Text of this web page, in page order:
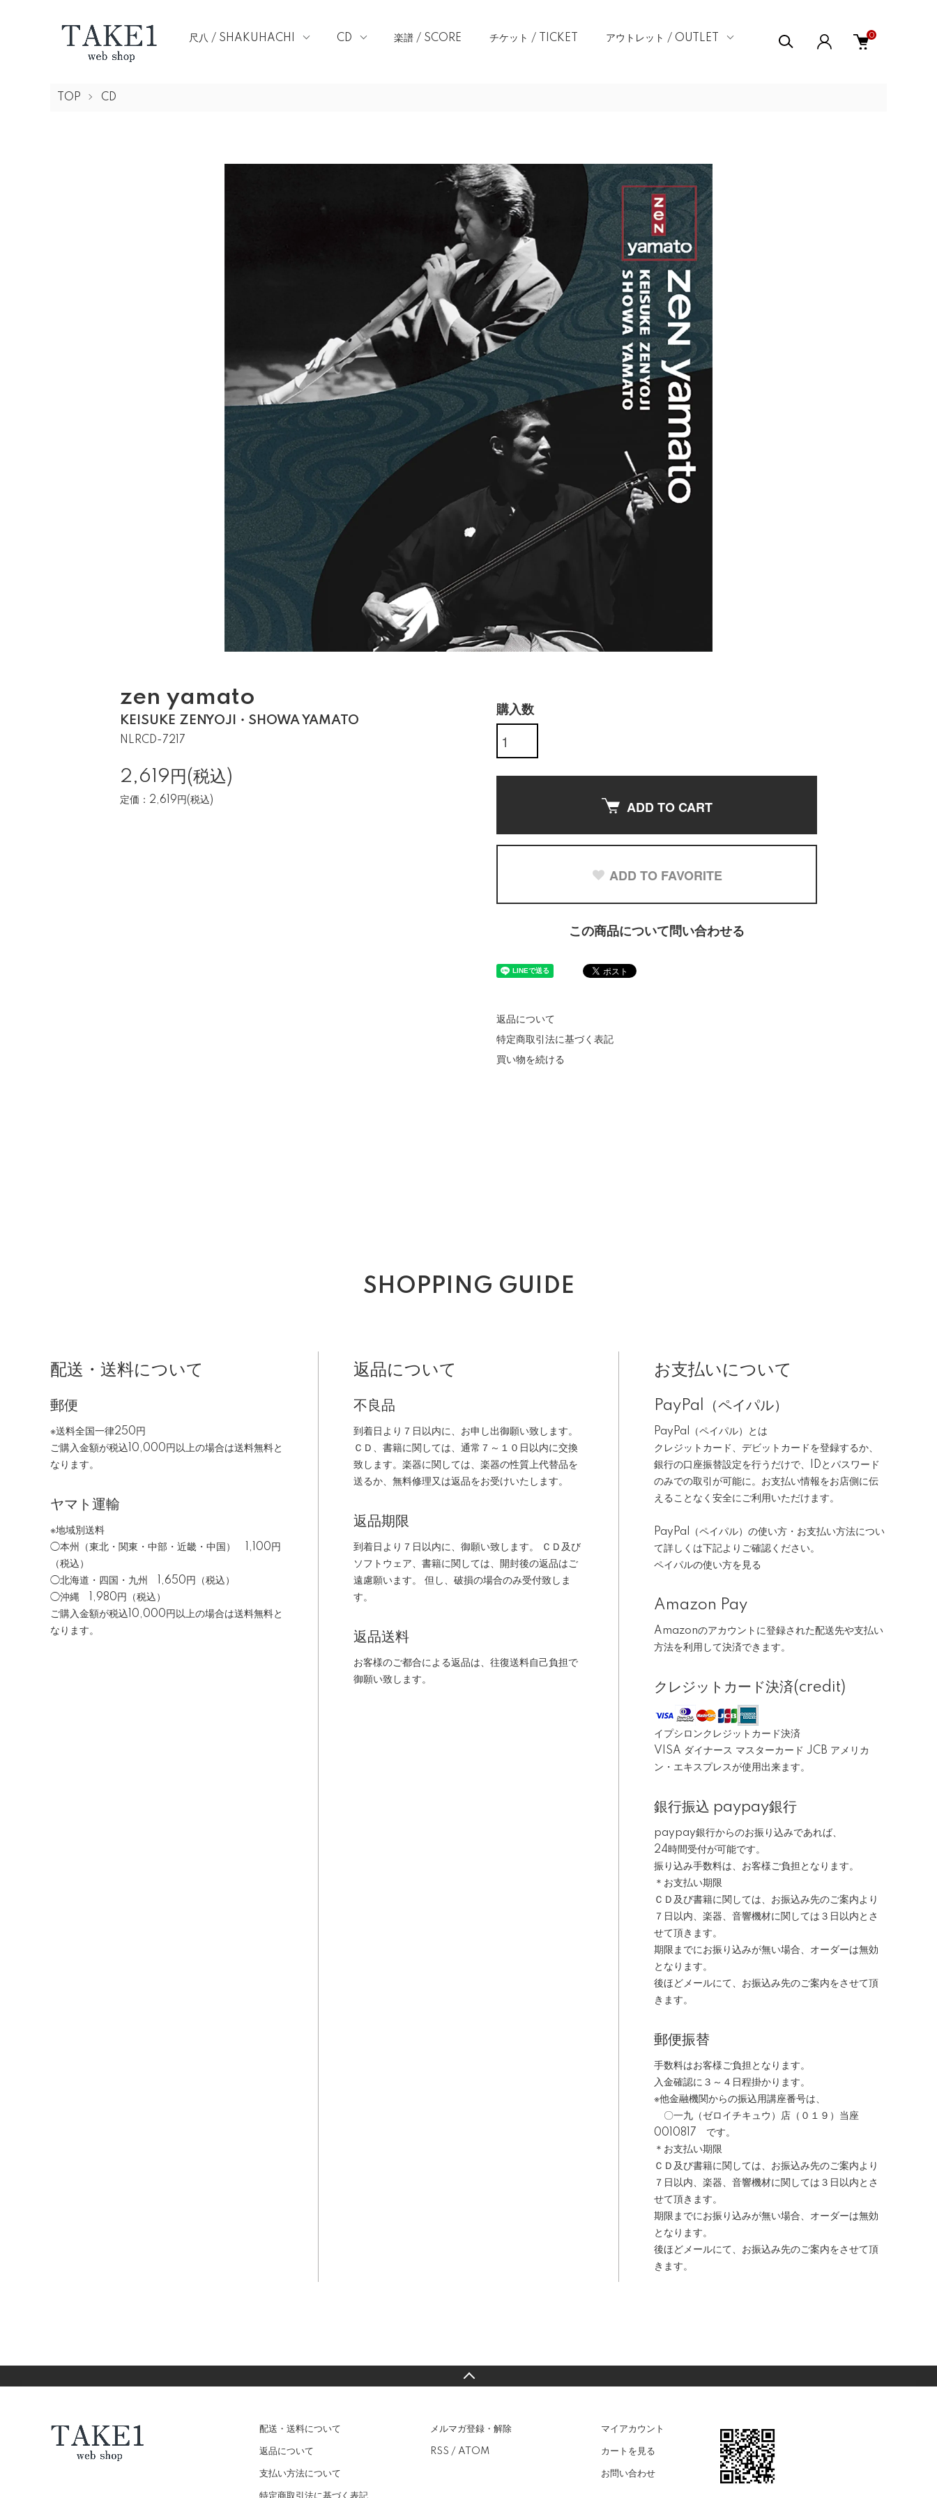
尺八 / SHAKUHACHI CD 楽譜 / SCORE チケット / TICKET アウトレット / OUTLET 0
TOP CD
zen yamato
KEISUKE ZENYOJI・SHOWA YAMATO
NLRCD-7217
2,619円(税込)
定価：2,619円(税込)
購入数
ADD TO CART
ADD TO FAVORITE
この商品について問い合わせる
返品について
特定商取引法に基づく表記
買い物を続ける
SHOPPING GUIDE
配送・送料について
郵便
※送料全国一律250円
ご購入金額が税込10,000円以上の場合は送料無料と
なります。
ヤマト運輸
※地域別送料
◯本州（東北・関東・中部・近畿・中国） 1,100円
（税込）
◯北海道・四国・九州 1,650円（税込）
◯沖縄 1,980円（税込）
ご購入金額が税込10,000円以上の場合は送料無料と
なります。
返品について
不良品
到着日より７日以内に、お申し出御願い致します。
ＣＤ、書籍に関しては、通常７～１０日以内に交換
致します。楽器に関しては、楽器の性質上代替品を
送るか、無料修理又は返品をお受けいたします。
返品期限
到着日より７日以内に、御願い致します。 ＣＤ及び
ソフトウェア、書籍に関しては、開封後の返品はご
遠慮願います。 但し、破損の場合のみ受付致しま
す。
返品送料
お客様のご都合による返品は、往復送料自己負担で
御願い致します。
お支払いについて
PayPal（ペイパル）
PayPal（ペイパル）とは
クレジットカード、デビットカードを登録するか、
銀行の口座振替設定を行うだけで、IDとパスワード
のみでの取引が可能に。お支払い情報をお店側に伝
えることなく安全にご利用いただけます。
PayPal（ペイパル）の使い方・お支払い方法につい
て詳しくは下記よりご確認ください。
ペイパルの使い方を見る
Amazon Pay
Amazonのアカウントに登録された配送先や支払い
方法を利用して決済できます。
クレジットカード決済(credit)
イプシロンクレジットカード決済
VISA ダイナース マスターカード JCB アメリカ
ン・エキスプレスが使用出来ます。
銀行振込 paypay銀行
paypay銀行からのお振り込みであれば、
24時間受付が可能です。
振り込み手数料は、お客様ご負担となります。
＊お支払い期限
ＣＤ及び書籍に関しては、お振込み先のご案内より
７日以内、楽器、音響機材に関しては３日以内とさ
せて頂きます。
期限までにお振り込みが無い場合、オーダーは無効
となります。
後ほどメールにて、お振込み先のご案内をさせて頂
きます。
郵便振替
手数料はお客様ご負担となります。
入金確認に３～４日程掛かります。
※他金融機関からの振込用講座番号は、
〇一九（ゼロイチキュウ）店（０１９）当座
0010817 です。
＊お支払い期限
ＣＤ及び書籍に関しては、お振込み先のご案内より
７日以内、楽器、音響機材に関しては３日以内とさ
せて頂きます。
期限までにお振り込みが無い場合、オーダーは無効
となります。
後ほどメールにて、お振込み先のご案内をさせて頂
きます。
配送・送料について
返品について
支払い方法について
特定商取引法に基づく表記
メルマガ登録・解除
RSS / ATOM
マイアカウント
カートを見る
お問い合わせ